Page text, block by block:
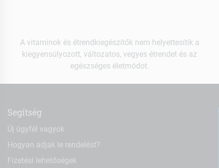
A vitaminok és étrendkiegészítők nem helyettesítik a
kiegyensúlyozott, változatos, vegyes étrendet és az
egészséges életmódot.
Segítség
Új ügyfél vagyok
Hogyan adjak le rendelést?
Fizetési lehetőségek